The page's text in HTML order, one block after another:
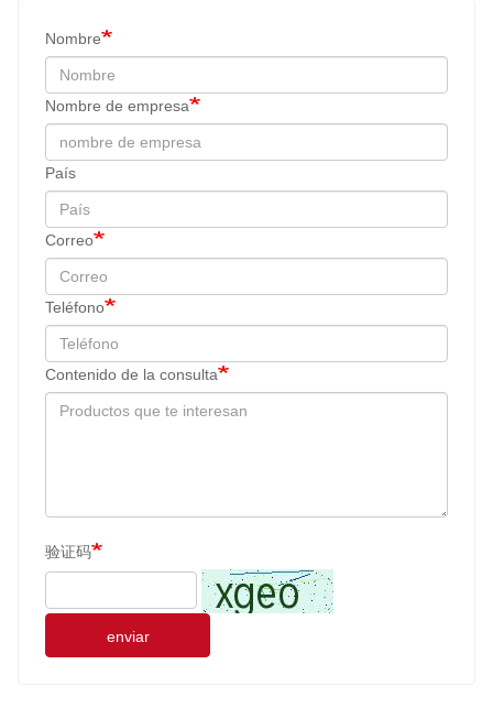
Nombre
Nombre de empresa
País
Correo
Teléfono
Contenido de la consulta
验证码
enviar